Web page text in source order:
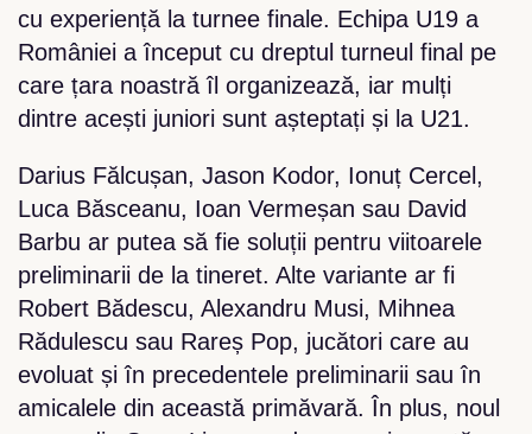
cu experiență la turnee finale. Echipa U19 a
României a început cu dreptul turneul final pe
care țara noastră îl organizează, iar mulți
dintre acești juniori sunt așteptați și la U21.
Darius Fălcușan, Jason Kodor, Ionuț Cercel,
Luca Băsceanu, Ioan Vermeșan sau David
Barbu ar putea să fie soluții pentru viitoarele
preliminarii de la tineret. Alte variante ar fi
Robert Bădescu, Alexandru Musi, Mihnea
Rădulescu sau Rareș Pop, jucători care au
evoluat și în precedentele preliminarii sau în
amicalele din această primăvară. În plus, noul